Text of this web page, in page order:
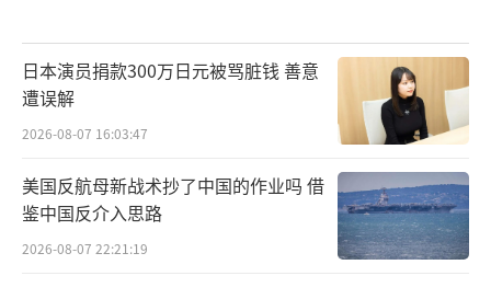
日本演员捐款300万日元被骂脏钱 善意
遭误解
2026-08-07 16:03:47
美国反航母新战术抄了中国的作业吗 借
鉴中国反介入思路
2026-08-07 22:21:19